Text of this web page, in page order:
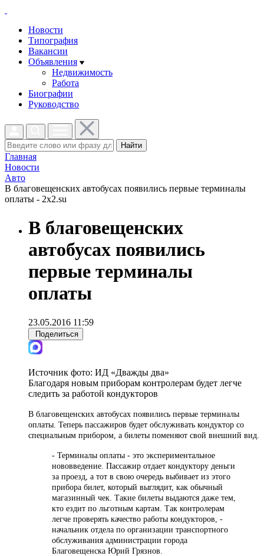
Новости
Типография
Вакансии
Объявления
Недвижимость
Работа
Биографии
Руководство
Найти
Главная
Новости
Авто
В благовещенских автобусах появились первые терминалы
оплаты - 2x2.su
В благовещенских
автобусах появились
первые терминалы
оплаты
23.05.2016 11:59
Поделиться
Источник фото: ИД «Дважды два»
Благодаря новым приборам контролерам будет легче
следить за работой кондукторов
В благовещенских автобусах появились первые терминалы
оплаты. Теперь пассажиров будет обслуживать кондуктор со
специальным прибором, а билеты поменяют свой внешний вид.
- Терминалы оплаты - это экспериментальное
нововведение. Пассажир отдает кондуктору деньги
за проезд, а тот в свою очередь выбивает из этого
прибора билет, который выглядит, как обычный
магазинный чек. Такие билеты выдаются даже тем,
кто ездит по льготным картам. Так контролерам
легче проверять качество работы кондукторов, -
начальник отдела по организации транспортного
обслуживания администрации города
Благовещенска Юрий Грязнов.